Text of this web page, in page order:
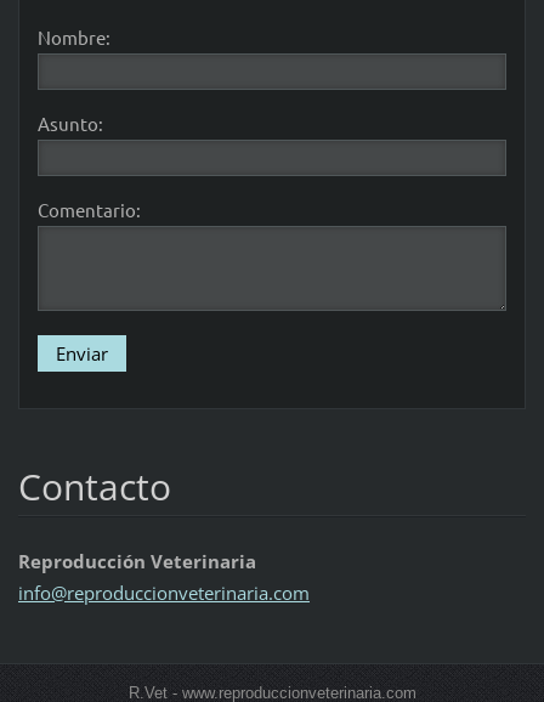
Nombre:
Asunto:
Comentario:
Contacto
Reproducción Veterinaria
info@reproduccionveterinaria.com
R.Vet - www.reproduccionveterinaria.com